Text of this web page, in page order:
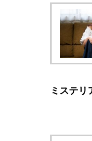
ミステリ